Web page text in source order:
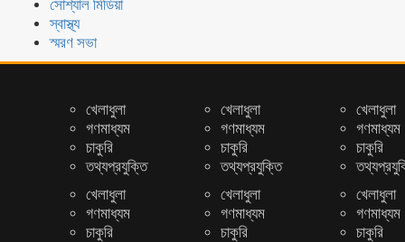
সোশ্যাল মিডিয়া
স্বাস্থ্য
স্মরণ সভা
খেলাধুলা
গণমাধ্যম
চাকুরি
তথ্যপ্রযুক্তি
খেলাধুলা
গণমাধ্যম
চাকুরি
তথ্যপ্রযুক্তি
খেলাধুলা
গণমাধ্যম
চাকুরি
খেলাধুলা
গণমাধ্যম
চাকুরি
খেলাধুলা
গণমাধ্যম
চাকুরি
খেলাধুলা
গণমাধ্যম
চাকুরি